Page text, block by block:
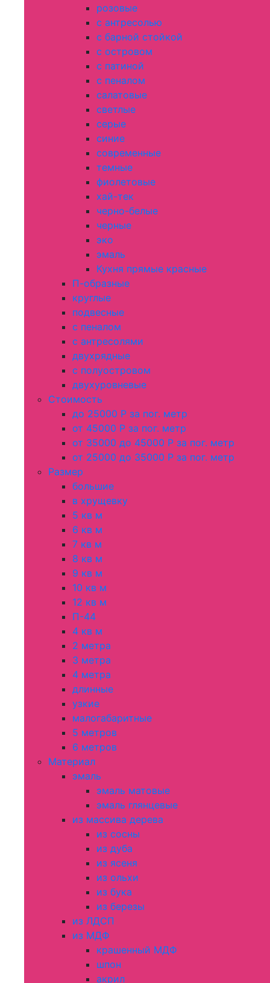
розовые
с антресолью
с барной стойкой
с островом
с патиной
с пеналом
салатовые
светлые
серые
синие
современные
темные
фиолетовые
хай-тек
черно-белые
черные
эко
эмаль
Кухня прямые красные
П-образные
круглые
подвесные
с пеналом
с антресолями
двухрядные
с полуостровом
двухуровневые
Стоимость
до 25000 Р за пог. метр
от 45000 Р за пог. метр
от 35000 до 45000 Р за пог. метр
от 25000 до 35000 Р за пог. метр
Размер
большие
в хрущевку
5 кв м
6 кв м
7 кв м
8 кв м
9 кв м
10 кв м
12 кв м
П-44
4 кв м
2 метра
3 метра
4 метра
длинные
узкие
малогабаритные
5 метров
6 метров
Материал
эмаль
эмаль матовые
эмаль глянцевые
из массива дерева
из сосны
из дуба
из ясеня
из ольхи
из бука
из березы
из ЛДСП
из МДФ
крашенный МДФ
шпон
акрил